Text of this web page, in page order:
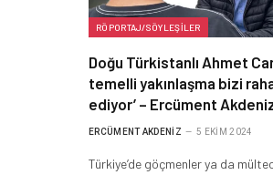
RÖPORTAJ/SÖYLEŞILER
Doğu Türkistanlı Ahmet
temelli yakınlaşma bizi
ediyor’ – Ercüment
ERCÜMENT AKDENIZ 5 EKIM 2024
Türkiye’de göçmenler ya da